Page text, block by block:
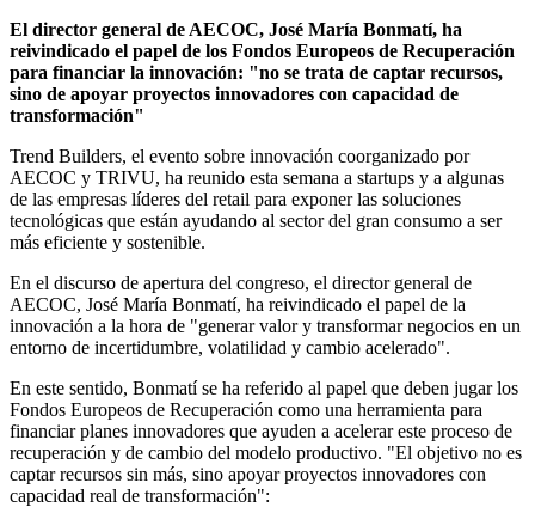
El director general de AECOC, José María Bonmatí, ha
reivindicado el papel de los Fondos Europeos de Recuperación
para financiar la innovación: "no se trata de captar recursos,
sino de apoyar proyectos innovadores con capacidad de
transformación"
Trend Builders, el evento sobre innovación coorganizado por
AECOC y TRIVU, ha reunido esta semana a startups y a algunas
de las empresas líderes del retail para exponer las soluciones
tecnológicas que están ayudando al sector del gran consumo a ser
más eficiente y sostenible.
En el discurso de apertura del congreso, el director general de
AECOC, José María Bonmatí, ha reivindicado el papel de la
innovación a la hora de "generar valor y transformar negocios en un
entorno de incertidumbre, volatilidad y cambio acelerado".
En este sentido, Bonmatí se ha referido al papel que deben jugar los
Fondos Europeos de Recuperación como una herramienta para
financiar planes innovadores que ayuden a acelerar este proceso de
recuperación y de cambio del modelo productivo. "El objetivo no es
captar recursos sin más, sino apoyar proyectos innovadores con
capacidad real de transformación":